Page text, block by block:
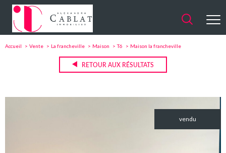
Accueil Vente La francheville Maison T6 Maison la francheville
RETOUR AUX RÉSULTATS
vendu